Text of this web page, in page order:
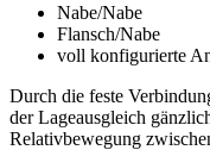
Nabe/Nabe
Flansch/Nabe
voll konfigurierte
Durch die feste
der Lageausgleich
Relativbewegung